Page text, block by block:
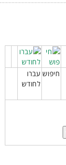
חיפוש עברו
לחודש